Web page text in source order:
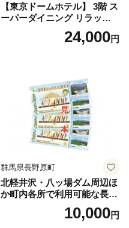
【東京ドームホテル】 3階 ス
ーパーダイニング リラッサ
ランチブッフェ お食事券 大
人1名様分 関東 東京 ご利用
24,000円
群馬県長野原町
北軽井沢・八ッ場ダム周辺ほ
か町内各所で利用可能な長野
原町ふるさと感謝券（3,000
円分）【トラベル 観光 旅行
10,000円